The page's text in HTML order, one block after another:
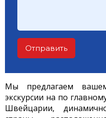
Отправить
Мы предлагаем
экскурсии на по
Швейцарии,